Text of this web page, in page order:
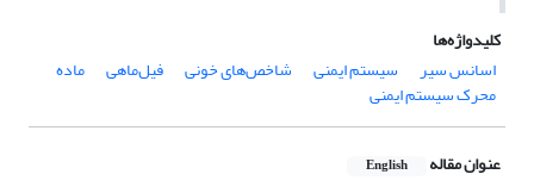
کلیدواژه‌ها
اسانس سیر
سیستم ایمنی شاخص‌های خونی فیل‌ماهی ماده
محرک سیستم ایمنی
عنوان مقاله English